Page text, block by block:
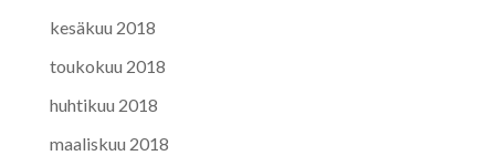
kesäkuu 2018
toukokuu 2018
huhtikuu 2018
maaliskuu 2018